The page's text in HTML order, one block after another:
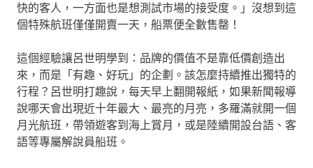
快的客人，一方面也是想測試市場的接受度。」沒想到這
個特殊航班僅僅開賣一天，船票便全數售罄！
這個經驗讓呂世明學到：品牌的價值不是靠低價創造出
來，而是「有趣、好玩」的企劃。該怎麼持續推出獨特的
行程？呂世明打趣說，每天早上翻開報紙，如果新聞報導
說哪天會出現近十年最大、最亮的月亮，多羅滿就開一個
月光航班，帶領遊客到海上賞月，或是陸續開設台語、客
語等專屬解說員船班。